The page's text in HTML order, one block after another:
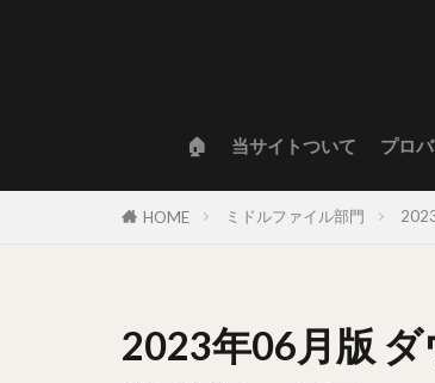
🏠 当サイトついて プロ
HOME ミドルファイル部門
2023年06月版